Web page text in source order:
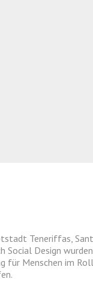
Teneriffas,
Social Design
Menschen im